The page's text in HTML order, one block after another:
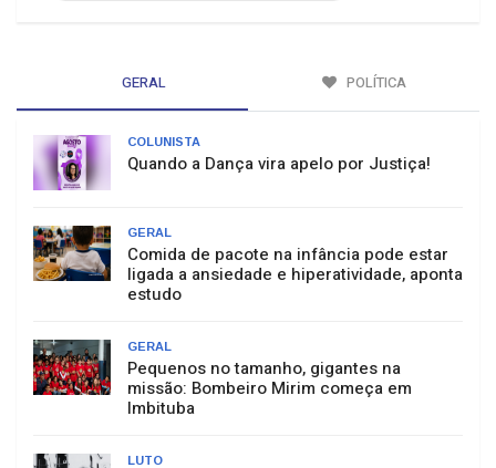
GERAL POLÍTICA
COLUNISTA
Quando a Dança vira apelo por Justiça!
GERAL
Comida de pacote na infância pode estar
ligada a ansiedade e hiperatividade, aponta
estudo
GERAL
Pequenos no tamanho, gigantes na
missão: Bombeiro Mirim começa em
Imbituba
LUTO